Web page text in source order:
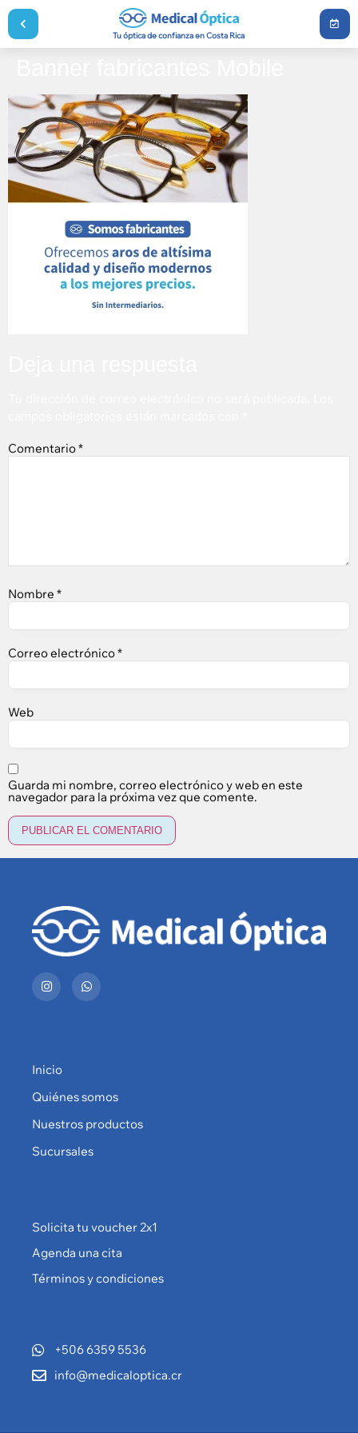
Tu óptica de confianza en Costa Rica
Comentario*
Nombre *
Correo electrónico*
Web
Guarda mi nombre, correo electrónico y web en este
navegador para la próxima vez que comente.
Inicio
Quiénes somos
Nuestros productos
Sucursales
Solicita tu voucher 2x1
Agenda una cita
Términos y condiciones
+506 6359 5536
info@medicaloptica.cr